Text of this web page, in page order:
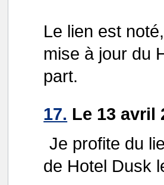
Le lien est
mise à jour du
part.
17. Le 13 avril
Je profite du
de Hotel Dusk